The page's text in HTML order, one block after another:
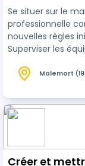
Se situer sur le
professionnelle
nouvelles règles
Superviser les
une offre éligible au CPF
blended-
fournit les clés
Malemort
Créer et